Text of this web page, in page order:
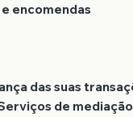
encomendas
das suas
de mediação